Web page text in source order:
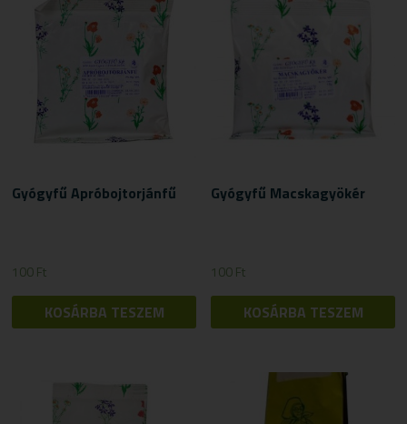
Gyógyfű Apróbojtorjánfű
100Ft
KOSÁRBA TESZEM
Gyógyfű Macskagyökér
100Ft
KOSÁRBA TESZEM